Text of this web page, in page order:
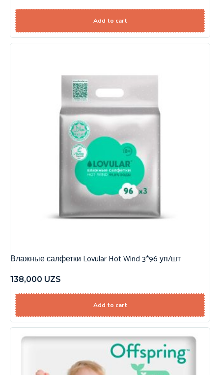
Add to cart
Влажные салфетки Lovular Hot Wind 3*96 уп/шт
138,000 UZS
Add to cart